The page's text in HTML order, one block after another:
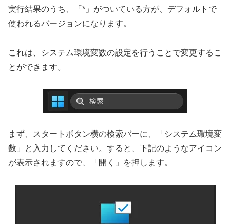
実行結果のうち、「*」がついている方が、デフォルトで
使われるバージョンになります。
これは、システム環境変数の設定を行うことで変更するこ
とができます。
まず、スタートボタン横の検索バーに、「システム環境変
数」と入力してください。すると、下記のようなアイコン
が表示されますので、「開く」を押します。